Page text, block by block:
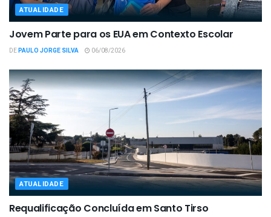
ATUALIDADE
Jovem Parte para os EUA em Contexto Escolar
DEPAULO JORGE SILVA 06/08/2026
ATUALIDADE
Requalificação Concluída em Santo Tirso